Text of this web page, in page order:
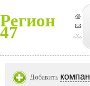
Регион
47
Добавить